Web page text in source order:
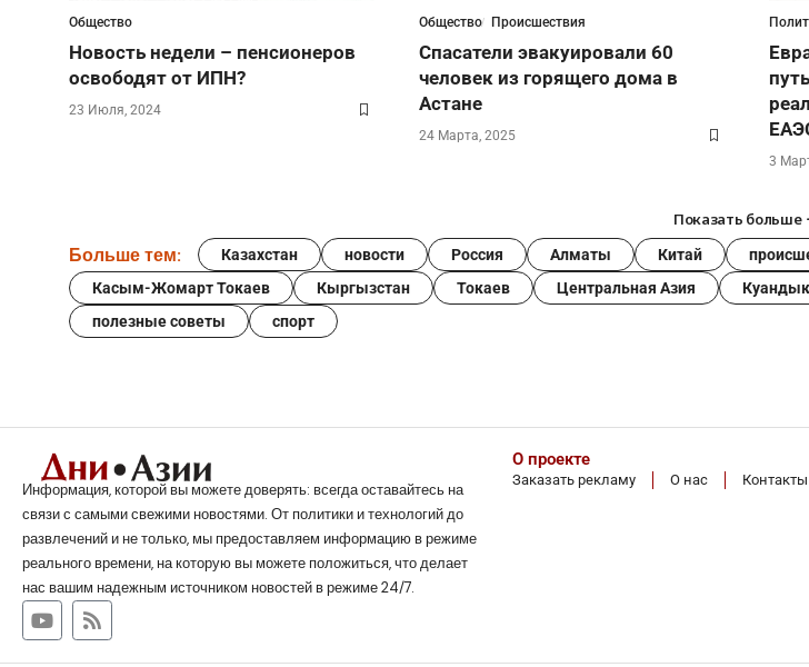
Общество
Новость недели – пенсионеров
освободят от ИПН?
23 Июля, 2024
Общество Происшествия
Спасатели эвакуировали 60
человек из горящего дома в
Астане
24 Марта, 2025
3
Показать больше
Больше тем: Казахстан новости Россия Алматы Китай
Касым-Жомарт Токаев
Кыргызстан Токаев Центральная Азия
полезные советы
спорт
Информация, которой вы можете доверять: всегда оставайтесь на
связи с самыми свежими новостями. От политики и технологий до
развлечений и не только, мы предоставляем информацию в режиме
реального времени, на которую вы можете положиться, что делает
нас вашим надежным источником новостей в режиме 24/7.
О проекте
Заказать рекламу О нас Контакты